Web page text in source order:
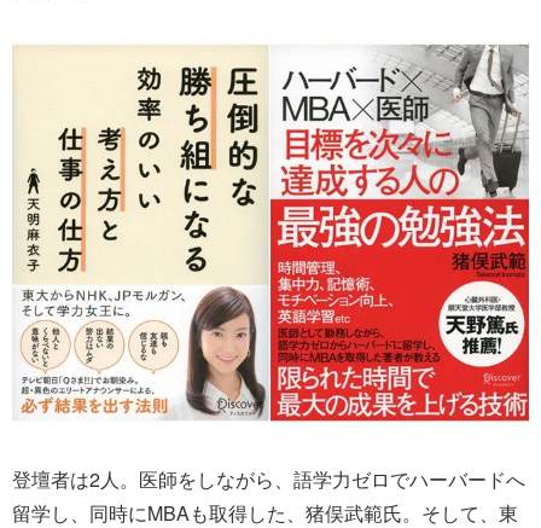
登壇者は2人。医師をしながら、語学力ゼロでハーバードへ
留学し、同時にMBAも取得した、猪俣武範氏。そして、東